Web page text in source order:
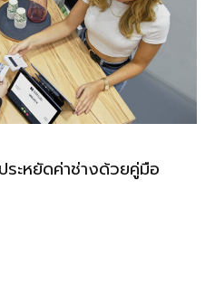
ะหยัดค่าช่างด้วยคู่มือ